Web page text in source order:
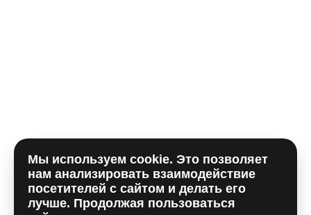
Отправляя форму, вы принимаете политику
использования сookieи даете согласие наобработку
персональных данный
Мы используем cookie. Это позволяет
нам анализировать взаимодействие
посетителей с сайтом и делать его
лучше. Продолжая пользоваться